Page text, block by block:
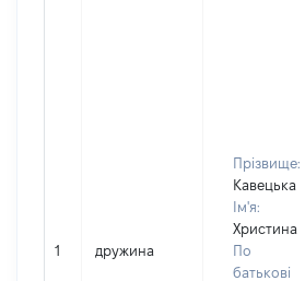
1 дружина
Прізвище:
Кавецька
Ім'я:
Христина
По
батькові